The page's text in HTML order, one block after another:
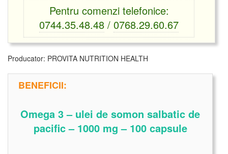
Pentru comenzi telefonice:
0744.35.48.48 / 0768.29.60.67
Producator: PROVITA NUTRITION HEALTH
BENEFICII:
Omega 3 – ulei de somon salbatic de
pacific – 1000 mg – 100 capsule